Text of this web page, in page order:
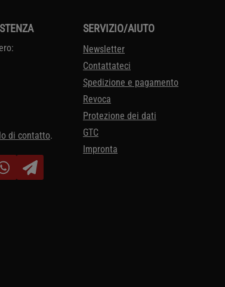
di contatto.
SERVIZIO/AIUTO
Newsletter
Contattateci
Spedizione e pagamento
Revoca
Protezione dei dati
GTC
Impronta